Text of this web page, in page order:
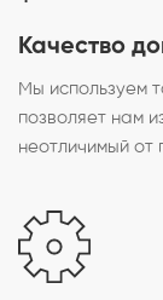
Качество
Мы используем
позволяет нам
неотличимый от